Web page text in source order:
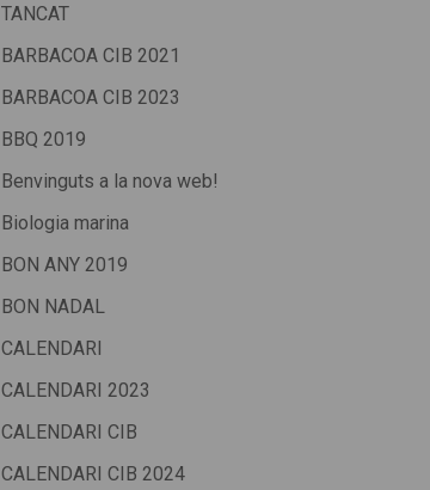
TANCAT
BARBACOA CIB 2021
BARBACOA CIB 2023
BBQ 2019
Benvinguts a la nova web!
Biologia marina
BON ANY 2019
BON NADAL
CALENDARI
CALENDARI 2023
CALENDARI CIB
CALENDARI CIB 2024